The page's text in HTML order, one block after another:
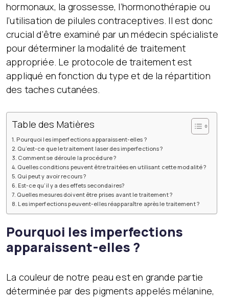
hormonaux, la grossesse, l’hormonothérapie ou
l’utilisation de pilules contraceptives. Il est donc
crucial d’être examiné par un médecin spécialiste
pour déterminer la modalité de traitement
appropriée. Le protocole de traitement est
appliqué en fonction du type et de la répartition
des taches cutanées.
Table des Matières
Pourquoi les imperfections apparaissent-elles ?
Qu’est-ce que le traitement laser des imperfections ?
Comment se déroule la procédure ?
Quelles conditions peuvent être traitées en utilisant cette modalité ?
Qui peut y avoir recours ?
Est-ce qu’il y a des effets secondaires?
Quelles mesures doivent être prises avant le traitement ?
Les imperfections peuvent-elles réapparaître après le traitement ?
Pourquoi les imperfections
apparaissent-elles ?
La couleur de notre peau est en grande partie
déterminée par des pigments appelés mélanine,